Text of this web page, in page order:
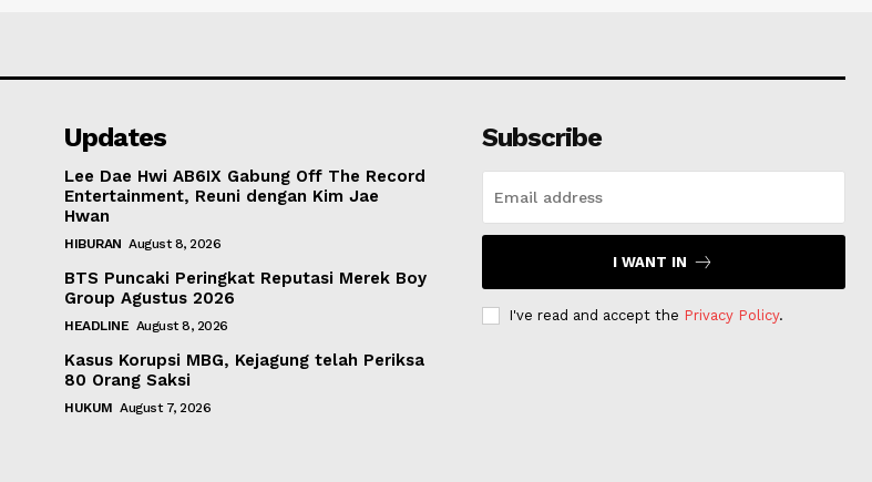
Updates
Lee Dae Hwi AB6IX Gabung Off The Record
Entertainment, Reuni dengan Kim Jae
Hwan
HIBURAN August 8, 2026
BTS Puncaki Peringkat Reputasi Merek Boy
Group Agustus 2026
HEADLINE August 8, 2026
Kasus Korupsi MBG, Kejagung telah Periksa
80 Orang Saksi
HUKUM August 7, 2026
Subscribe
I WANT IN
I've read and accept the Privacy Policy.